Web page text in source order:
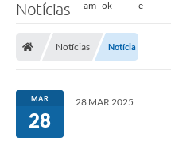
Notícias
Notícias Notícia
MAR
28
28 MAR 2025